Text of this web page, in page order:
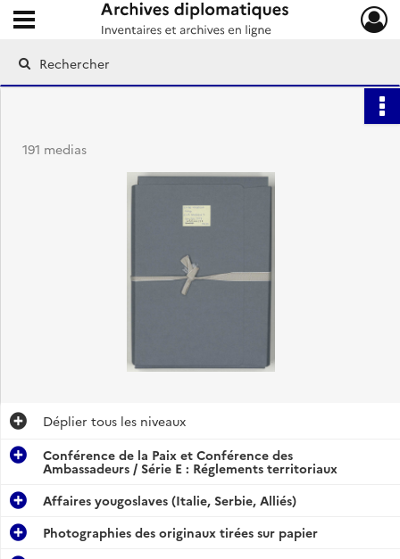
Archives diplomatiques
Ouvrir le menu déroulant
191 medias
Déplier tous les niveaux
Conférence de la Paix et Conférence des
Ambassadeurs / Série E : Réglements territoriaux
Affaires yougoslaves (Italie, Serbie, Alliés)
Photographies des originaux tirées sur papier